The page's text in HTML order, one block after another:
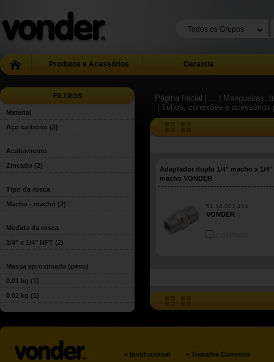
Produtos e Acessórios Garantia
FILTROS
Material
Aço carbono (2)
Acabamento
Zincado (2)
Tipo da rosca
Macho - macho (2)
Medida da rosca
1/4" x 1/4" NPT (2)
Massa aproximada (peso)
0.01 kg (1)
0.02 kg (1)
Página Inicial | ...
| Mangueiras,
| Tubos, conexões e
Adaptador duplo 1/4" macho x 1/4"
macho VONDER
51.14.001.414
VONDER
» Institucional » Trabalhe Conosco